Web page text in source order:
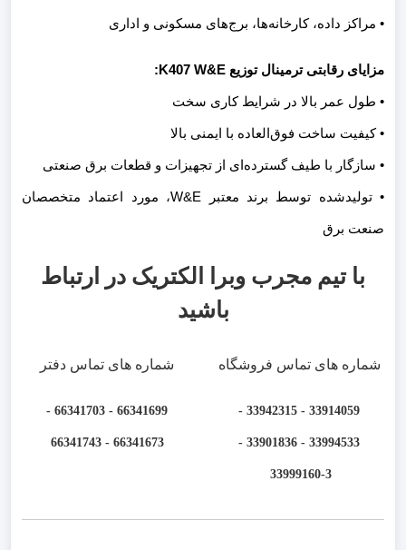
• مراکز داده، کارخانه‌ها، برج‌های مسکونی و اداری
مزایای رقابتی ترمینال توزیع K407 W&E:
• طول عمر بالا در شرایط کاری سخت
• کیفیت ساخت فوق‌العاده با ایمنی بالا
• سازگار با طیف گسترده‌ای از تجهیزات و قطعات برق صنعتی
• تولیدشده توسط برند معتبر W&E، مورد اعتماد متخصصان
صنعت برق
با تیم مجرب وبرا الکتریک در ارتباط
باشید
شماره های تماس فروشگاه
33914059 - 33942315 -
33994533 - 33901836 -
33999160-3 ​
شماره های تماس دفتر
66341699 - 66341703 -
66341673 - 66341743